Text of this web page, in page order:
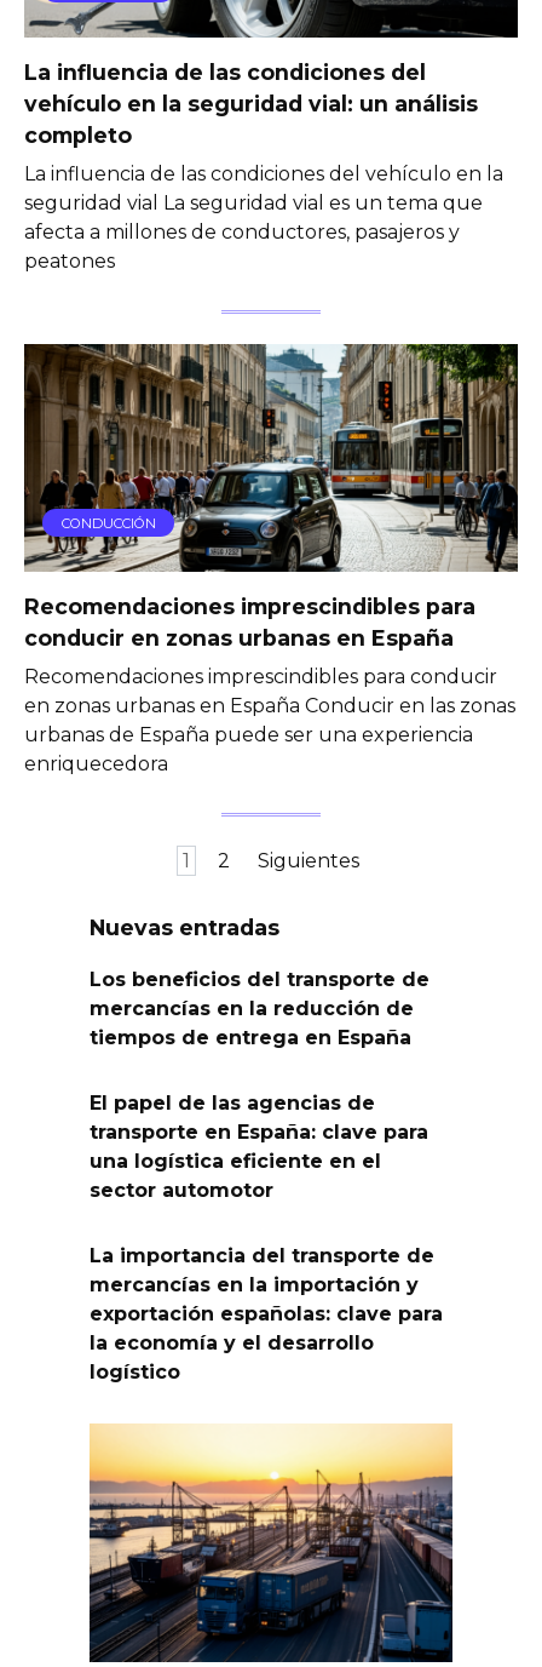
La influencia de las condiciones del
vehículo en la seguridad vial: un análisis
completo
La influencia de las condiciones del vehículo en la
seguridad vial La seguridad vial es un tema que
afecta a millones de conductores, pasajeros y
peatones
CONDUCCIÓN
Recomendaciones imprescindibles para
conducir en zonas urbanas en España
Recomendaciones imprescindibles para conducir
en zonas urbanas en España Conducir en las zonas
urbanas de España puede ser una experiencia
enriquecedora
entradas
1 2 Siguientes
Nuevas entradas
Los beneficios del transporte de
mercancías en la reducción de
tiempos de entrega en España
El papel de las agencias de
transporte en España: clave para
una logística eficiente en el
sector automotor
La importancia del transporte de
mercancías en la importación y
exportación españolas: clave para
la economía y el desarrollo
logístico